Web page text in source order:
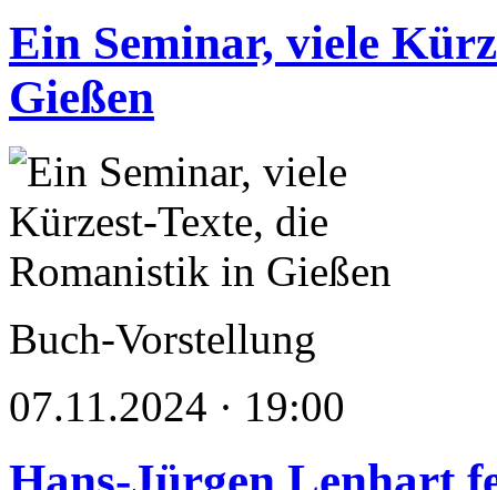
Ein Seminar, viele
Gießen
Buch-Vorstellung
07.11.2024 · 19:00